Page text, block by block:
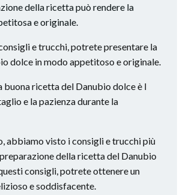
della ricetta può rendere la
e originale.
e trucchi, potrete presentare la
dolce in modo appetitoso e originale.
buona ricetta del Danubio dolce è l
e la pazienza durante la
abbiamo visto i consigli e trucchi più
della ricetta del Danubio
consigli, potrete ottenere un
e soddisfacente.